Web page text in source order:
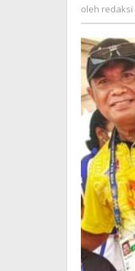
oleh redaksi